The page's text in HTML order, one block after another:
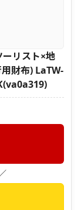
リスト×地
財布) LaTW-